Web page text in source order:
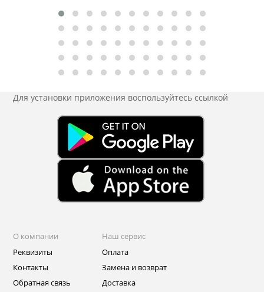
Для установки приложения воспользуйтесь ссылкой
О компании
Реквизиты
Контакты
Обратная связь
Наш сервис
Оплата
Замена и возврат
Доставка